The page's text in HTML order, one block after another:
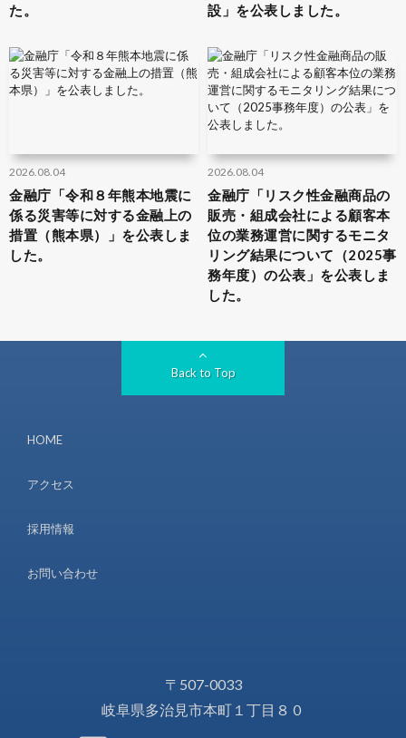
た。
設」を公表しました。
2026.08.04
金融庁「令和８年熊本地震に
係る災害等に対する金融上の
措置（熊本県）」を公表しま
した。
2026.08.04
金融庁「リスク性金融商品の
販売・組成会社による顧客本
位の業務運営に関するモニタ
リング結果について（2025事
務年度）の公表」を公表しま
した。
Back to Top
HOME
アクセス
採用情報
お問い合わせ
〒507-0033
岐阜県多治見市本町１丁目８０